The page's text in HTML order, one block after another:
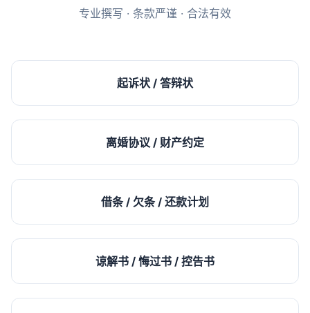
专业撰写 · 条款严谨 · 合法有效
起诉状 / 答辩状
离婚协议 / 财产约定
借条 / 欠条 / 还款计划
谅解书 / 悔过书 / 控告书